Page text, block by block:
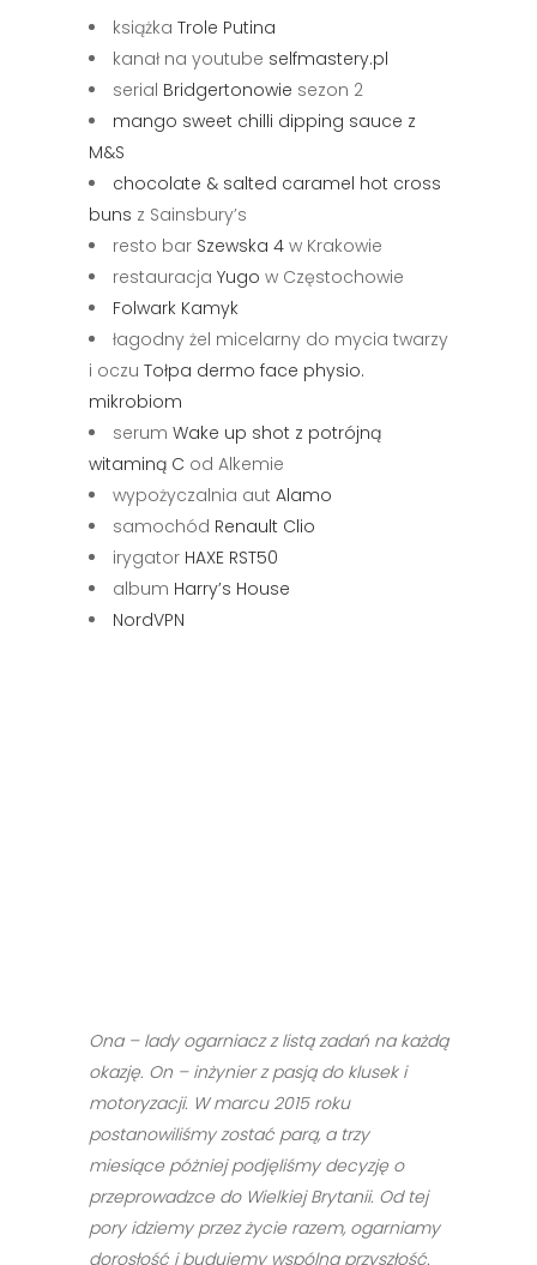
książka Trole Putina
kanał na youtube selfmastery.pl
serial Bridgertonowie sezon 2
mango sweet chilli dipping sauce z
M&S
chocolate & salted caramel hot cross
buns z Sainsbury’s
resto bar Szewska 4 w Krakowie
restauracja Yugo w Częstochowie
Folwark Kamyk
łagodny żel micelarny do mycia twarzy
i oczu Tołpa dermo face physio.
mikrobiom
serum Wake up shot z potrójną
witaminą C od Alkemie
wypożyczalnia aut Alamo
samochód Renault Clio
irygator HAXE RST50
album Harry’s House
NordVPN
Ona – lady ogarniacz z listą zadań na każdą
okazję. On – inżynier z pasją do klusek i
motoryzacji. W marcu 2015 roku
postanowiliśmy zostać parą, a trzy
miesiące póżniej podjęliśmy decyzję o
przeprowadzce do Wielkiej Brytanii. Od tej
pory idziemy przez życie razem, ogarniamy
dorosłość i budujemy wspólną przyszłość.